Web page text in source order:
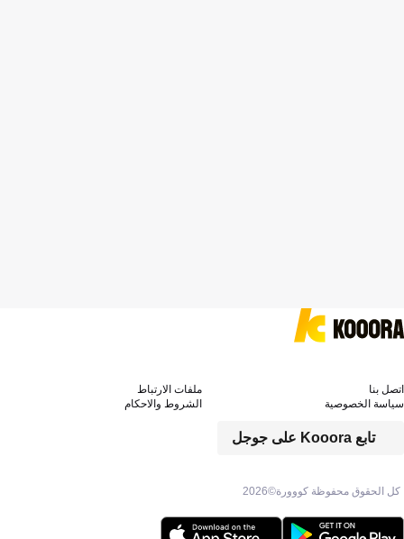
كل الحقوق محفوظة كووورة©2026
تابع Kooora على جوجل
اتصل بنا
ملفات الارتباط
سياسة الخصوصية
الشروط والاحكام